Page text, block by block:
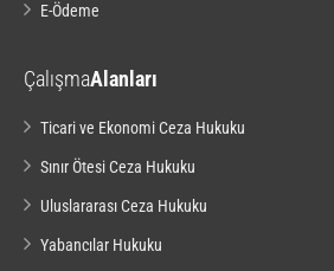
E-Ödeme
ÇalışmaAlanları
Ticari ve Ekonomi Ceza Hukuku
Sınır Ötesi Ceza Hukuku
Uluslararası Ceza Hukuku
Yabancılar Hukuku